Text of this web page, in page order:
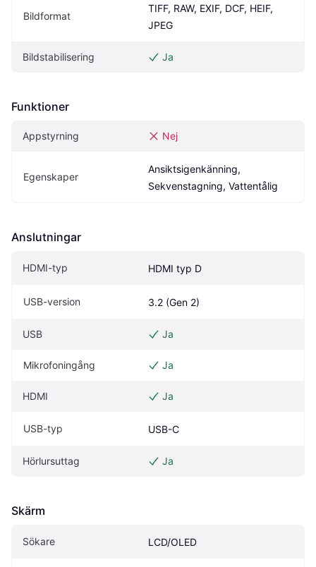
Bildformat
TIFF, RAW, EXIF, DCF, HEIF,
JPEG
Bildstabilisering Ja
Funktioner
Appstyrning Nej
Egenskaper
Ansiktsigenkänning,
Sekvenstagning, Vattentålig
Anslutningar
HDMI-typ HDMI typ D
USB-version 3.2 (Gen 2)
USB Ja
Mikrofoningång Ja
HDMI Ja
USB-typ USB-C
Hörlursuttag Ja
Skärm
Sökare LCD/OLED